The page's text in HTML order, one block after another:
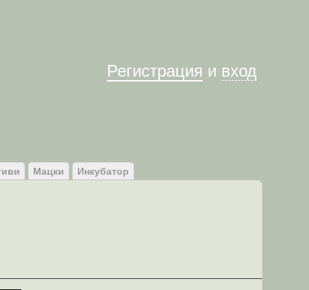
Регистрация и вход
Мацки Инкубатор